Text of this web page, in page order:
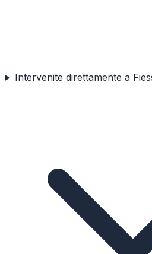
Intervenite direttamente a